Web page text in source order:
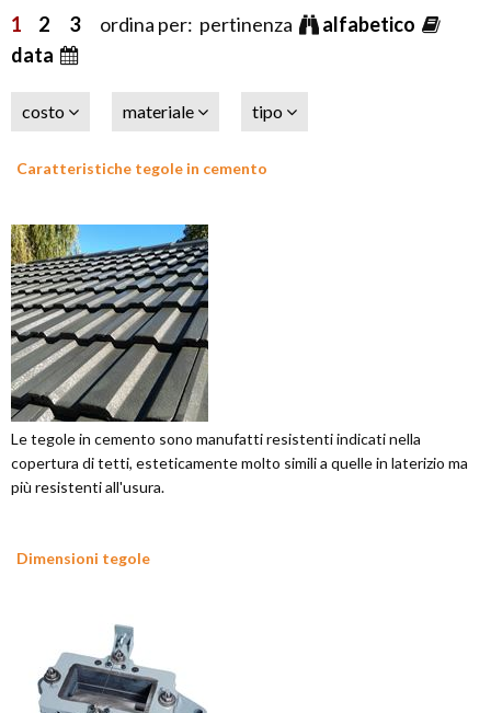
1 2 3ordina per: pertinenza
alfabetico
data
costo materiale tipo
Caratteristiche tegole in cemento
Le tegole in cemento sono manufatti resistenti indicati nella
copertura di tetti, esteticamente molto simili a quelle in laterizio ma
più resistenti all'usura.
Dimensioni tegole